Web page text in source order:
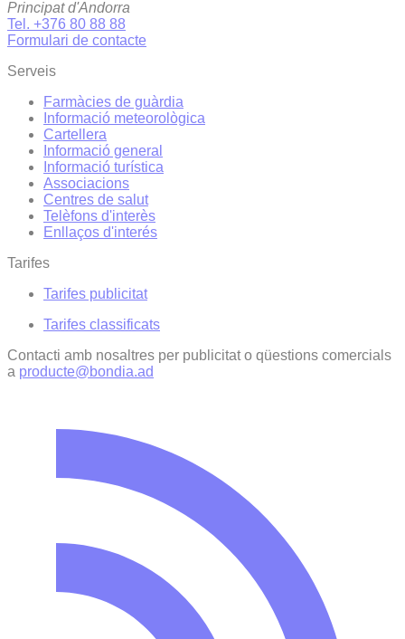
Principat d'Andorra
Tel. +376 80 88 88
Formulari de contacte
Serveis
Farmàcies de guàrdia
Informació meteorològica
Cartellera
Informació general
Informació turística
Associacions
Centres de salut
Telèfons d'interès
Enllaços d'interés
Tarifes
Tarifes publicitat
Tarifes classificats
Contacti amb nosaltres per publicitat o qüestions comercials
a producte@bondia.ad